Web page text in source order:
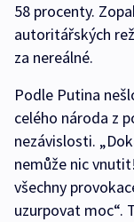
58 procenty.
autoritářských
za nereálné.
Podle Putina
celého národa z
nezávislosti.
nemůže nic
všechny
uzurpovat moc“.